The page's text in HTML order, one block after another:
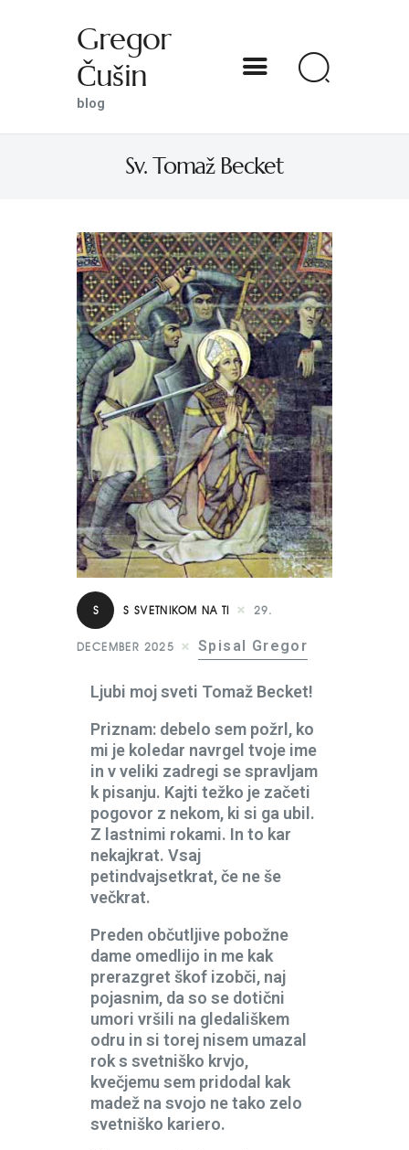
Gregor
Čušin
blog
Sv. Tomaž Becket
O MENI
S SVETNIKOM NA TI
PREDSTAVE
KNJIGE
KONTAKT
S S SVETNIKOM NA TI 29.
DECEMBER 2025 Spisal Gregor
Ljubi moj sveti Tomaž Becket!
Priznam: debelo sem požrl, ko
mi je koledar navrgel tvoje ime
in v veliki zadregi se spravljam
k pisanju. Kajti težko je začeti
pogovor z nekom, ki si ga ubil.
Z lastnimi rokami. In to kar
nekajkrat. Vsaj
petindvajsetkrat, če ne še
večkrat.
Preden občutljive pobožne
dame omedlijo in me kak
prerazgret škof izobči, naj
pojasnim, da so se dotični
umori vršili na gledališkem
odru in si torej nisem umazal
rok s svetniško krvjo,
kvečjemu sem pridodal kak
madež na svojo ne tako zelo
svetniško kariero.